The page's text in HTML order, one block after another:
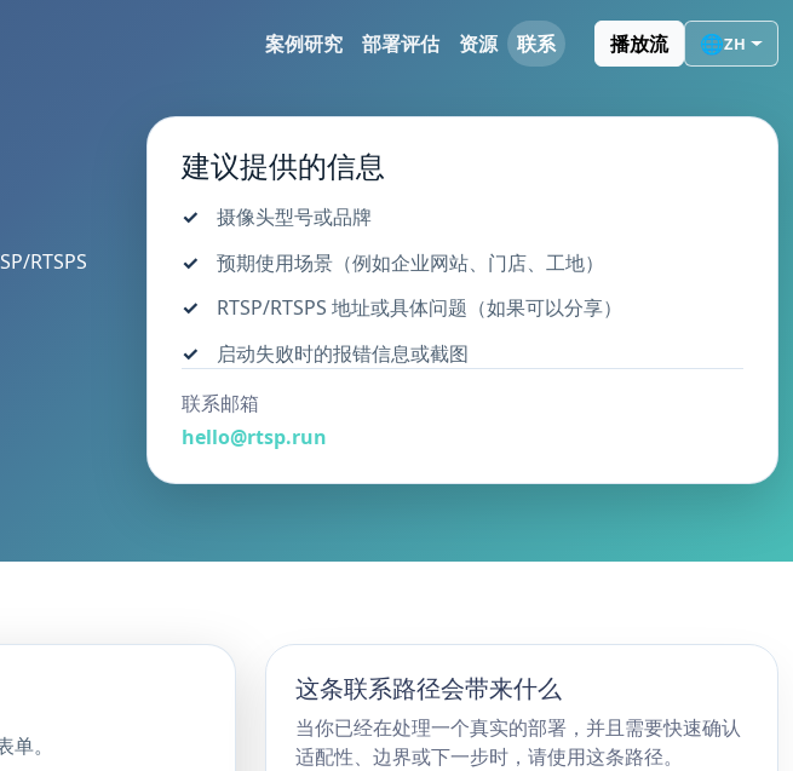
案例研究 部署评估 资源 联系 播放流 🌐ZH
RTSPS
建议提供的信息
摄像头型号或品牌
预期使用场景（例如企业网站、门店、工地）
RTSP/RTSPS 地址或具体问题（如果可以分享）
启动失败时的报错信息或截图
联系邮箱
hello@rtsp.run
。
这条联系路径会带来什么
当你已经在处理一个真实的部署，并且需要快速确认
适配性、边界或下一步时，请使用这条路径。